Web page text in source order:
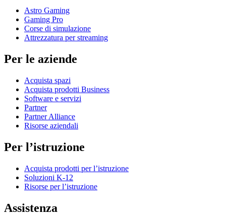
Astro Gaming
Gaming Pro
Corse di simulazione
Attrezzatura per streaming
Per le aziende
Acquista spazi
Acquista prodotti Business
Software e servizi
Partner
Partner Alliance
Risorse aziendali
Per l’istruzione
Acquista prodotti per l’istruzione
Soluzioni K-12
Risorse per l’istruzione
Assistenza